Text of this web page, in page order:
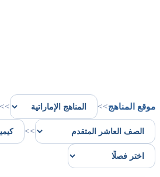
موقع المناهج>>
>>
>>